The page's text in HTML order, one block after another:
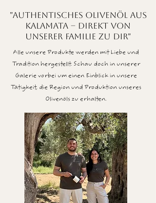
"Authentisches Olivenöl aus
Kalamata – Direkt von
unserer Familie zu Dir"
Alle unsere Produkte werden mit Liebe und
Tradition hergestellt. Schau doch in unserer
Galerie vorbei um einen Einblick in unsere
Tätigkeit, die Region und Produktion unseres
Olivenöls zu erhalten.